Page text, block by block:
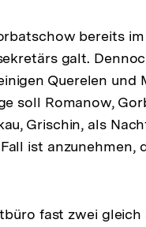
bereits
galt.
Querelen
soll Romanow,
Grischin, als
ist anzunehmen,
fast zwei